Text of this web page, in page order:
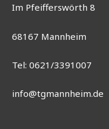
Im Pfeifferswörth 8
68167 Mannheim
Tel: 0621/3391007
info@tgmannheim.de